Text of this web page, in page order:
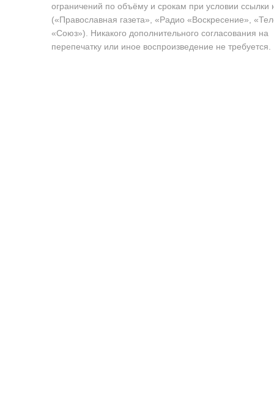
ограничений по объёму и срокам при условии ссылки
(«Православная газета», «Радио «Воскресение»,
«Союз»). Никакого дополнительного согласования на
перепечатку или иное воспроизведение не требуется.